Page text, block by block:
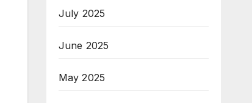
July 2025
June 2025
May 2025